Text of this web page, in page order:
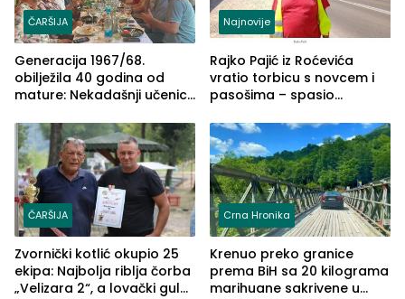
ČARŠIJA
Generacija 1967/68.
obilježila 40 godina od
mature: Nekadašnji učenici
(FOTO)
Najnovije
Rajko Pajić iz Roćevića
vratio torbicu s novcem i
pasošima – spasio
Grčkoj
ČARŠIJA
Zvornički kotlić okupio 25
ekipa: Najbolja riblja čorba
„Velizara 2“, a lovački gulaš
Crna Hronika
Krenuo preko granice
prema BiH sa 20 kilograma
marihuane sakrivene u